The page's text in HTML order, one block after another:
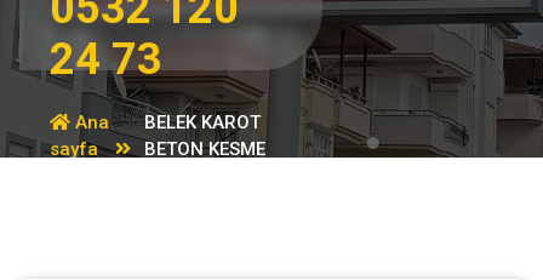
24 73
Ana
sayfa
BELEK KAROT
BETON KESME